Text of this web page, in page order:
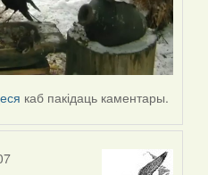
каб пакідаць каментары.